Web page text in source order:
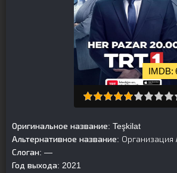
Оригинальное название: Teşkilat
Альтернативное название: Организация
Слоган: —
Год выхода: 2021